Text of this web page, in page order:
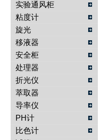
实验通风柜
粘度计
旋光
移液器
安全柜
处理器
折光仪
萃取器
导率仪
PH计
比色计